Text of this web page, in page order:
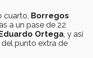
cuarto, Borregos
a un pase de 22
Ortega, y así
punto extra de